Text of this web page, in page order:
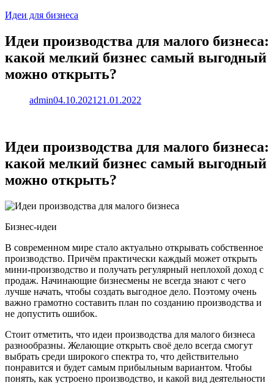
Идеи для бизнеса
Идеи производства для малого бизнеса:
какой мелкий бизнес самый выгодный
можно открыть?
admin04.10.2021 21.01.2022
Идеи производства для малого бизнеса:
какой мелкий бизнес самый выгодный
можно открыть?
Бизнес-идеи
В современном мире стало актуально открывать собственное
производство. Причём практически каждый может открыть
мини-производство и получать регулярный неплохой доход с
продаж. Начинающие бизнесмены не всегда знают с чего
лучше начать, чтобы создать выгодное дело. Поэтому очень
важно грамотно составить план по созданию производства и
не допустить ошибок.
Стоит отметить, что идеи производства для малого бизнеса
разнообразны. Желающие открыть своё дело всегда смогут
выбрать среди широкого спектра то, что действительно
понравится и будет самым прибыльным вариантом. Чтобы
понять, как устроено производство, и какой вид деятельности